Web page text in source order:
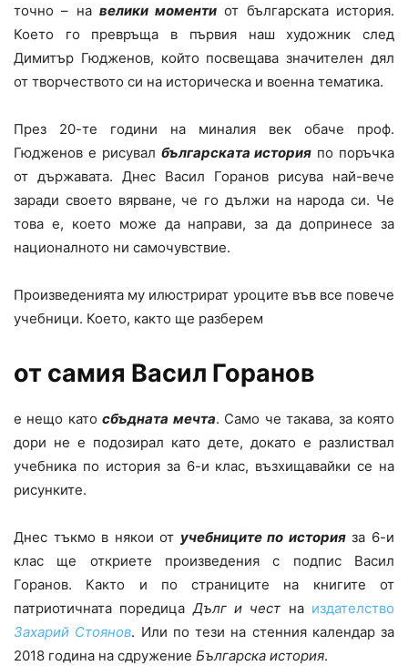
точно – на велики моменти от българската история.
Което го превръща в първия наш художник след
Димитър Гюдженов, който посвещава значителен дял
от творчеството си на историческа и военна тематика.
През 20-те години на миналия век обаче проф.
Гюдженов е рисувал българската история по поръчка
от държавата. Днес Васил Горанов рисува най-вече
заради своето вярване, че го дължи на народа си. Че
това е, което може да направи, за да допринесе за
националното ни самочувствие.
Произведенията му илюстрират уроците във все повече
учебници. Което, както ще разберем
от самия Васил Горанов
е нещо катосбъдната мечта. Само че такава, за която
дори не е подозирал като дете, докато е разлиствал
учебника по история за 6-и клас, възхищавайки се на
рисунките.
Днес тъкмо в някои от учебниците по историяза 6-и
клас ще откриете произведения с подпис Васил
Горанов. Както и по страниците на книгите от
патриотичната поредица Дълг и чест на издателство
Захарий Стоянов. Или по тези на стенния календар за
2018 година на сдружение Българска история.